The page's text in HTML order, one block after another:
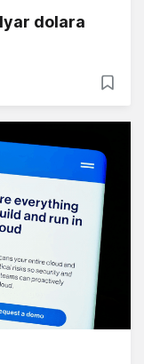
dolara